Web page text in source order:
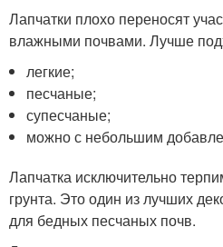
Лапчатки плохо переносят
влажными почвами. Лучше
легкие;
песчаные;
супесчаные;
можно с небольшим
Лапчатка исключительно
грунта. Это один из лучших
для бедных песчаных почв.